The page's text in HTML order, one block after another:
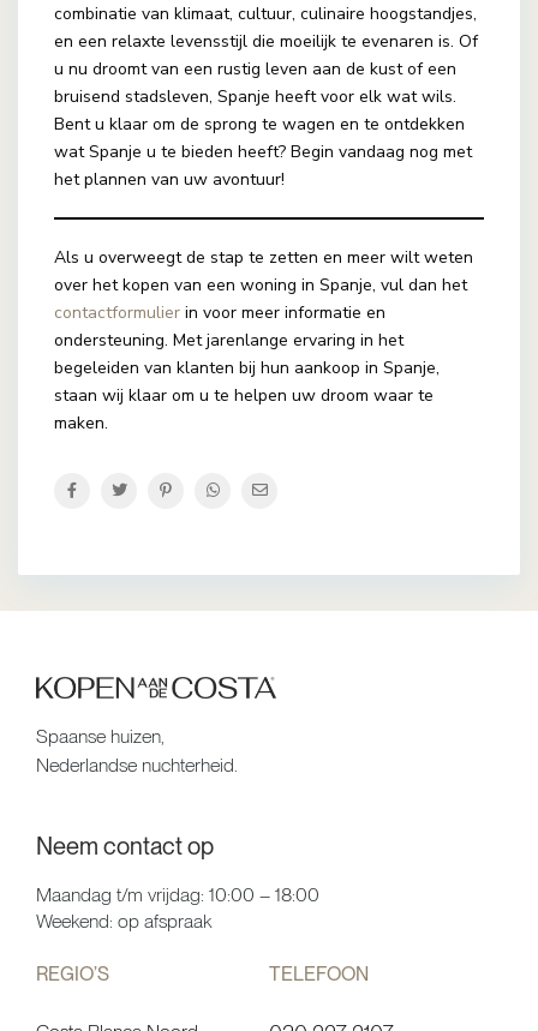
combinatie van klimaat, cultuur, culinaire hoogstandjes,
en een relaxte levensstijl die moeilijk te evenaren is. Of
u nu droomt van een rustig leven aan de kust of een
bruisend stadsleven, Spanje heeft voor elk wat wils.
Bent u klaar om de sprong te wagen en te ontdekken
wat Spanje u te bieden heeft? Begin vandaag nog met
het plannen van uw avontuur!
Als u overweegt de stap te zetten en meer wilt weten
over het kopen van een woning in Spanje, vul dan het
contactformulier in voor meer informatie en
ondersteuning. Met jarenlange ervaring in het
begeleiden van klanten bij hun aankoop in Spanje,
staan wij klaar om u te helpen uw droom waar te
maken.
Spaanse huizen,
Nederlandse nuchterheid.
Neem contact op
Maandag t/m vrijdag: 10:00 – 18:00
Weekend: op afspraak
REGIO’S TELEFOON